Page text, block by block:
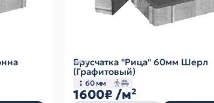
Брусчатка "Рица" 60мм Шерл
(Графитовый)
60 мм
1600₽ /м²